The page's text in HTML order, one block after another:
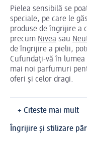
Pielea sensibilă se
speciale, pe care le
produse de îngrijire a
precum Nivea sau
de îngrijire a pielii,
Cufundați-vă în
mai noi parfumuri
oferi și celor dragi.
+ Citeste mai mult
Îngrijire și stilizare păr